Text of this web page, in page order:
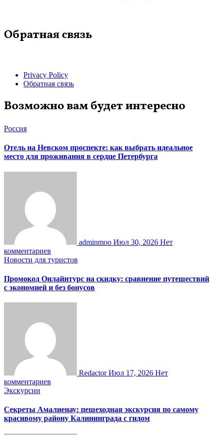
Обратная связь
Privacy Policy
Обратная связь
Возможно вам будет интересно
Россия
Отель на Невском проспекте: как выбрать идеальное
место для проживания в сердце Петербурга
adminmoo Июл 30, 2026 Нет
комментариев
Новости для туристов
Промокод Онлайнтурс на скидку: сравнение путешествий
с экономией и без бонусов
RedactorИюл 17, 2026 Нет
комментариев
Экскурсии
Секреты Амалиенау: пешеходная экскурсия по самому
красивому району Калининграда с гидом